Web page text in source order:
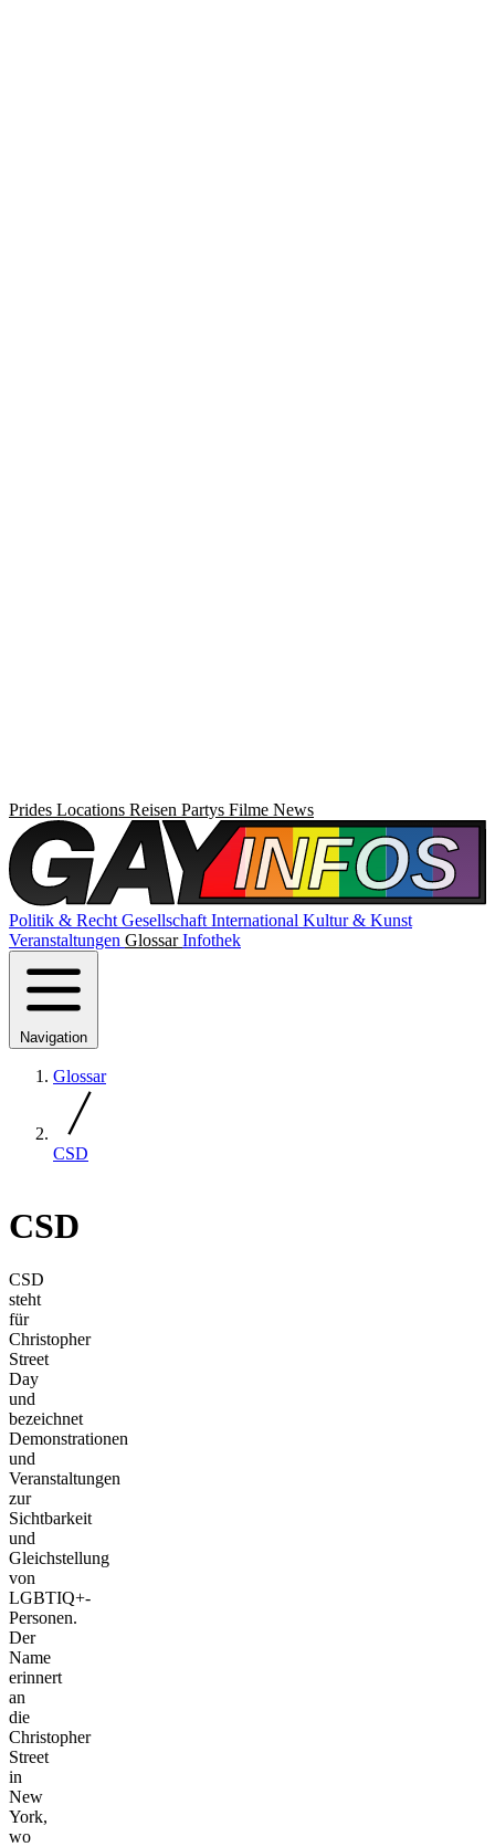
Prides Locations Reisen Partys Filme News
Politik & Recht Gesellschaft International Kultur & Kunst
Veranstaltungen GlossarInfothek
Navigation
Glossar
CSD
CSD
CSD
steht
für
Christopher
Street
Day
und
bezeichnet
Demonstrationen
und
Veranstaltungen
zur
Sichtbarkeit
und
Gleichstellung
von
LGBTIQ+-
Personen.
Der
Name
erinnert
an
die
Christopher
Street
in
New
York,
wo